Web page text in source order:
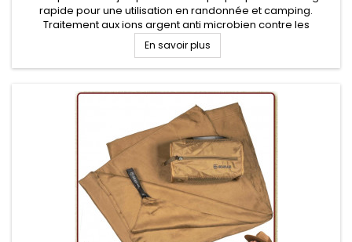
rapide pour une utilisation en randonnée et camping.
Traitement aux ions argent anti microbien contre les
mauvaises odeurs. Lavable en machine ou à la main. Sa
douceur vous permet de...
En savoir plus